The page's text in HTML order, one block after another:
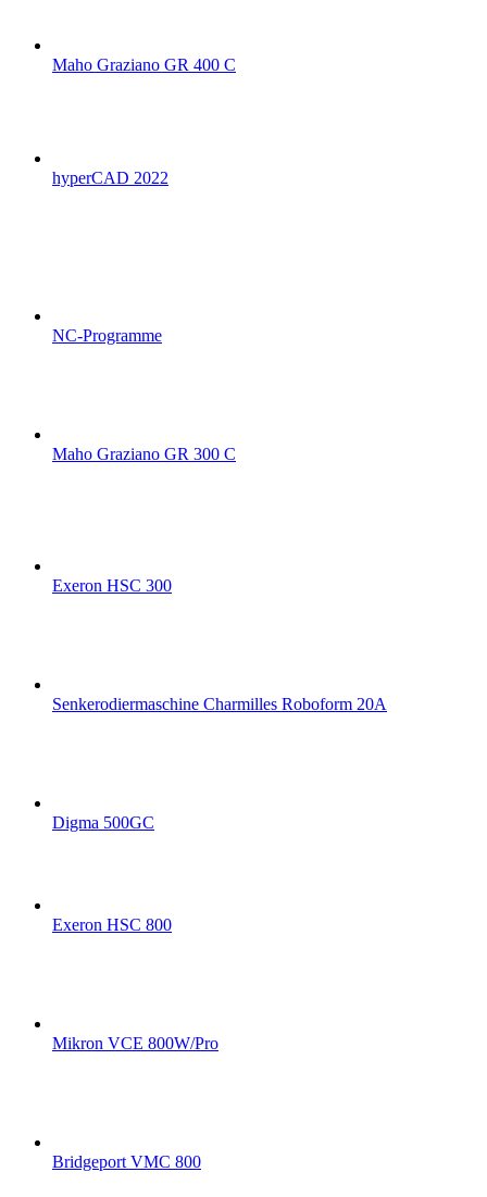
Maho Graziano GR 400 C
hyperCAD 2022
NC-Programme
Maho Graziano GR 300 C
Exeron HSC 300
Senkerodiermaschine Charmilles Roboform 20A
Digma 500GC
Exeron HSC 800
Mikron VCE 800W/Pro
Bridgeport VMC 800